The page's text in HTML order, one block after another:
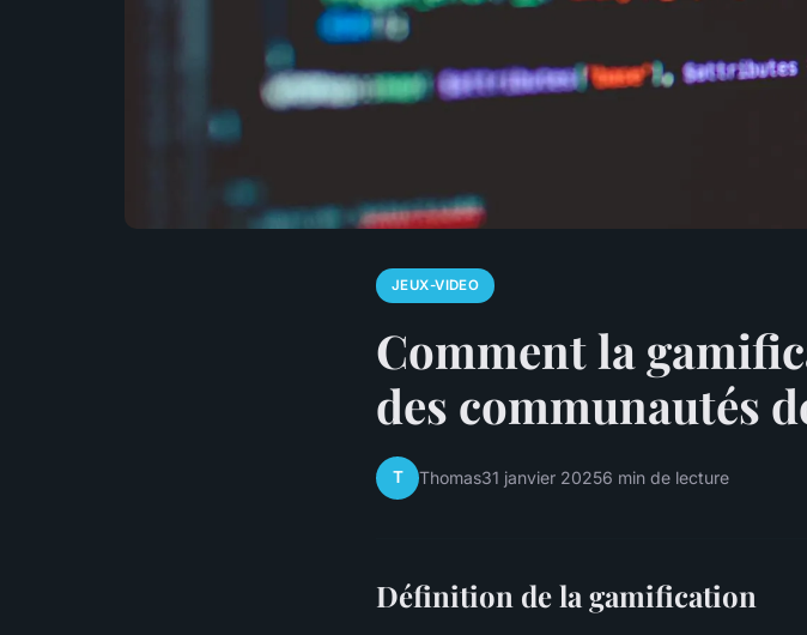
JEUX-VIDEO
Comment la
des communautés
T Thomas31 janvier 20256 min de lecture
Définition de la gamification